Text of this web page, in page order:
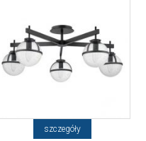
szczegóły